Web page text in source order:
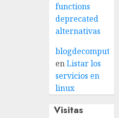
functions
deprecated
alternativas
enListar los
servicios en
linux
Visitas